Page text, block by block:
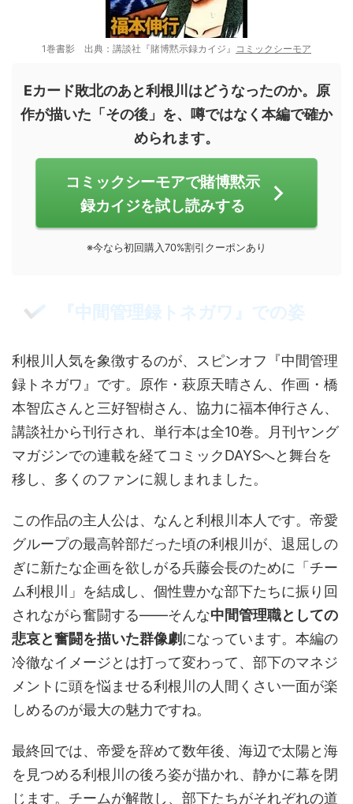
1巻書影 出典：講談社『賭博黙示録カイジ』 コミックシーモア
Eカード敗北のあと利根川はどうなったのか。原
作が描いた「その後」を、噂ではなく本編で確か
められます。
コミックシーモアで賭博黙示
録カイジを試し読みする
※今なら初回購入70%割引クーポンあり
『中間管理録トネガワ』での姿
利根川人気を象徴するのが、スピンオフ『中間管理
録トネガワ』です。原作・萩原天晴さん、作画・橋
本智広さんと三好智樹さん、協力に福本伸行さん、
講談社から刊行され、単行本は全10巻。月刊ヤング
マガジンでの連載を経てコミックDAYSへと舞台を
移し、多くのファンに親しまれました。
この作品の主人公は、なんと利根川本人です。帝愛
グループの最高幹部だった頃の利根川が、退屈しの
ぎに新たな企画を欲しがる兵藤会長のために「チー
ム利根川」を結成し、個性豊かな部下たちに振り回
されながら奮闘する――そんな中間管理職としての
悲哀と奮闘を描いた群像劇になっています。本編の
冷徹なイメージとは打って変わって、部下のマネジ
メントに頭を悩ませる利根川の人間くさい一面が楽
しめるのが最大の魅力ですね。
最終回では、帝愛を辞めて数年後、海辺で太陽と海
を見つめる利根川の後ろ姿が描かれ、静かに幕を閉
じます。チームが解散し、部下たちがそれぞれの道